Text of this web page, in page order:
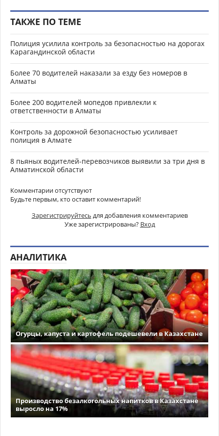
ТАКЖЕ ПО ТЕМЕ
Полиция усилила контроль за безопасностью на дорогах
Карагандинской области
Более 70 водителей наказали за езду без номеров в
Алматы
Более 200 водителей мопедов привлекли к
ответственности в Алматы
Контроль за дорожной безопасностью усиливает
полиция в Алмате
8 пьяных водителей-перевозчиков выявили за три дня в
Алматинской области
Комментарии отсутствуют
Будьте первым, кто оставит комментарий!
Зарегистрируйтесь для добавления комментариев
Уже зарегистрированы? Вход
АНАЛИТИКА
Огурцы, капуста и картофель подешевели в Казахстане
Производство безалкогольных напитков в Казахстане
выросло на 17%